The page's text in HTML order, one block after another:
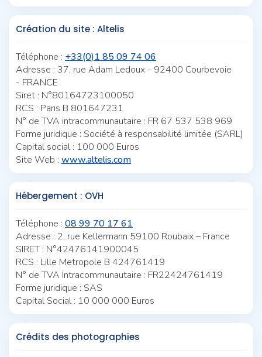
Création du site : Altelis
Téléphone : +33(0)1 85 09 74 06
Adresse : 37, rue Adam Ledoux - 92400 Courbevoie
- FRANCE
Siret : N°80164723100050
RCS : Paris B 801647231
N° de TVA intracommunautaire : FR 67 537 538 969
Forme juridique : Société à responsabilité limitée (SARL)
Capital social : 100 000 Euros
Site Web : www.altelis.com
Hébergement : OVH
Téléphone : 08 99 70 17 61
Adresse : 2, rue Kellermann 59100 Roubaix – France
SIRET : N°42476141900045
RCS : Lille Metropole B 424761419
N° de TVA Intracommunautaire : FR22424761419
Forme juridique : SAS
Capital Social : 10 000 000 Euros
Crédits des photographies